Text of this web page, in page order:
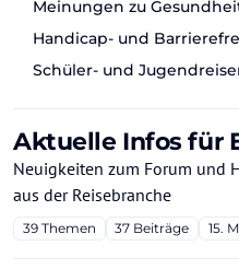
Meinungen zu
Handicap- und
Schüler- und
Aktuelle Infos für
Neuigkeiten zum Forum und
aus der Reisebranche
39 Themen 37 Beiträge 15.